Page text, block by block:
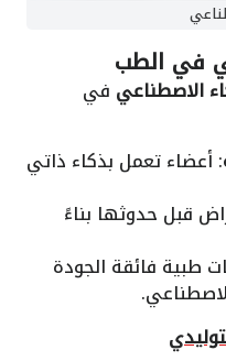
في الطب
الاصطناعي في
: أعضاء تعمل بذكاء ذاتي
قبل حدوثها بناءً
طبية فائقة الجودة